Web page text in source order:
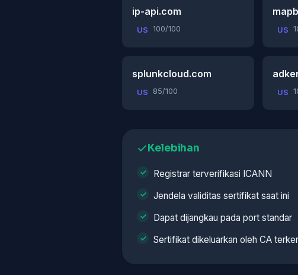
ip-api.com
US 100/100 US
splunkcloud.com
US 85/100 US
Kelebihan
Registrar terverifikasi ICANN
Jendela validitas sertifikat saat ini
Dapat dijangkau pada port standar
Sertifikat dikeluarkan oleh CA